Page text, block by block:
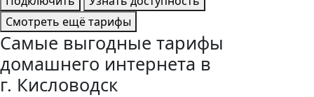
Смотреть ещё тарифы
Самые выгодные тарифы
домашнего интернета в
г. Кисловодск